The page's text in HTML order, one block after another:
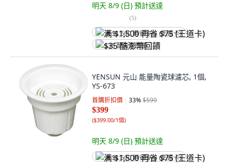
明天 8/9 (日) 預計送達
(5)
满 $1,500 再省 $75 (王道卡)
$35 酷澎幣回饋
YENSUN 元山 能量陶瓷球濾芯, 1個,
YS-673
首購折扣價 33%$599
$399
($399.00/1個)
明天 8/9 (日) 預計送達
满 $1,500 再省 $75 (王道卡)